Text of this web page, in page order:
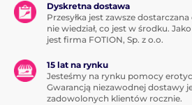
Dyskretna dostawa
Przesyłka jest zawsze
nie wiedział, co jest w środku.
jest firma FOTION, Sp. z o.o.
15 lat na rynku
Jesteśmy na rynku pomocy
Gwarancją niezawodnej dostawy
zadowolonych klientów rocznie.